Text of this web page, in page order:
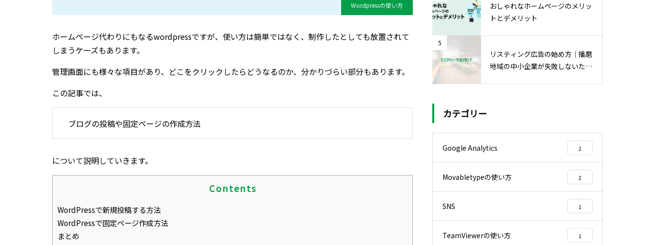
Wordpressの使い方
ホームページ代わりにもなるwordpressですが、使い方は簡単ではなく、制作したとしても放置されて
しまうケーズもあります。
管理画面にも様々な項目があり、どこをクリックしたらどうなるのか、分かりづらい部分もあります。
この記事では、
ブログの投稿や固定ページの作成方法
について説明していきます。
Contents
WordPressで新規投稿する方法
WordPressで固定ページ作成方法
まとめ
おしゃれなホームページのメリッ
トとデメリット
5
リスティング広告の始め方｜播磨
地域の中小企業が失敗しないため
カテゴリー
Google Analytics 2
Movabletypeの使い方 2
SNS 1
TeamViewerの使い方 1